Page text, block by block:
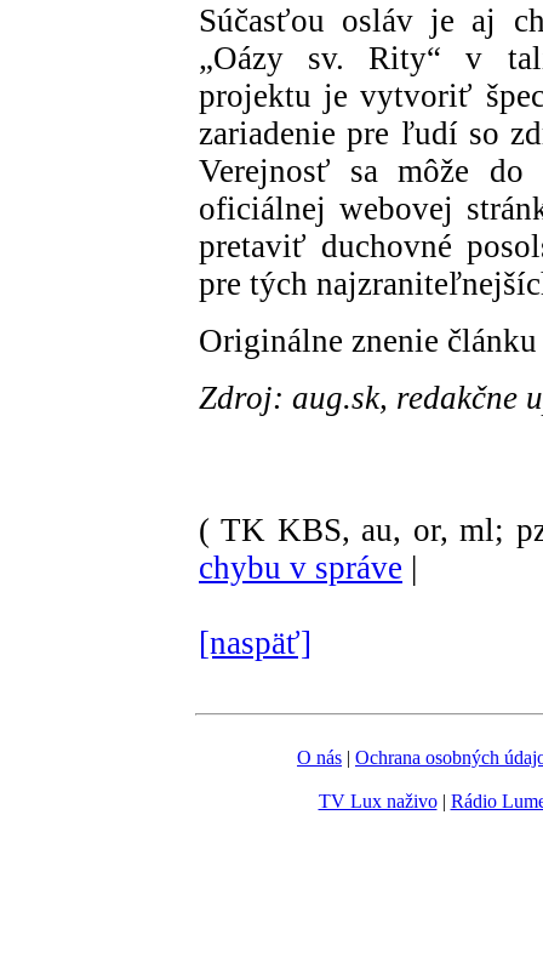
Súčasťou osláv je aj
„Oázy sv. Rity“ v
projektu je vytvoriť
zariadenie pre ľudí so
Verejnosť sa môže
oficiálnej webovej
pretaviť duchovné
pre tých
Originálne znenie
Zdroj: aug.sk, redakčne
( TK KBS, au, or, ml;
chybu v správe |
[naspäť]
O nás | Ochrana osobných
TV Lux naživo| Rádio